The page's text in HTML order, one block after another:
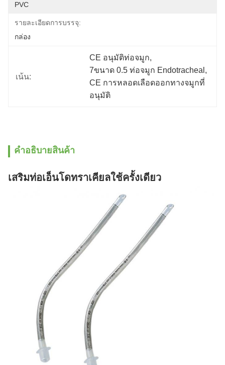
PVC
รายละเอียดการบรรจุ:
กล่อง
เน้น:
CE อนุมัติท่อจมูก,
7ขนาด 0.5 ท่อจมูก Endotracheal
CE การหลอดเลือดออกทางจมูกที่
อนุมัติ
คําอธิบายสินค้า
เสริมท่อเอ็นโดทราเคียลใช้ครั้งเดียว